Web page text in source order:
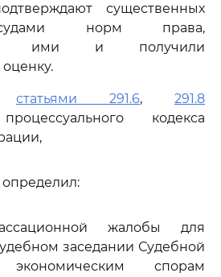
существенных
норм права,
ими и получили
статьями 291.6, 291.8
кодекса
определил:
жалобы для
заседании Судебной
спорам